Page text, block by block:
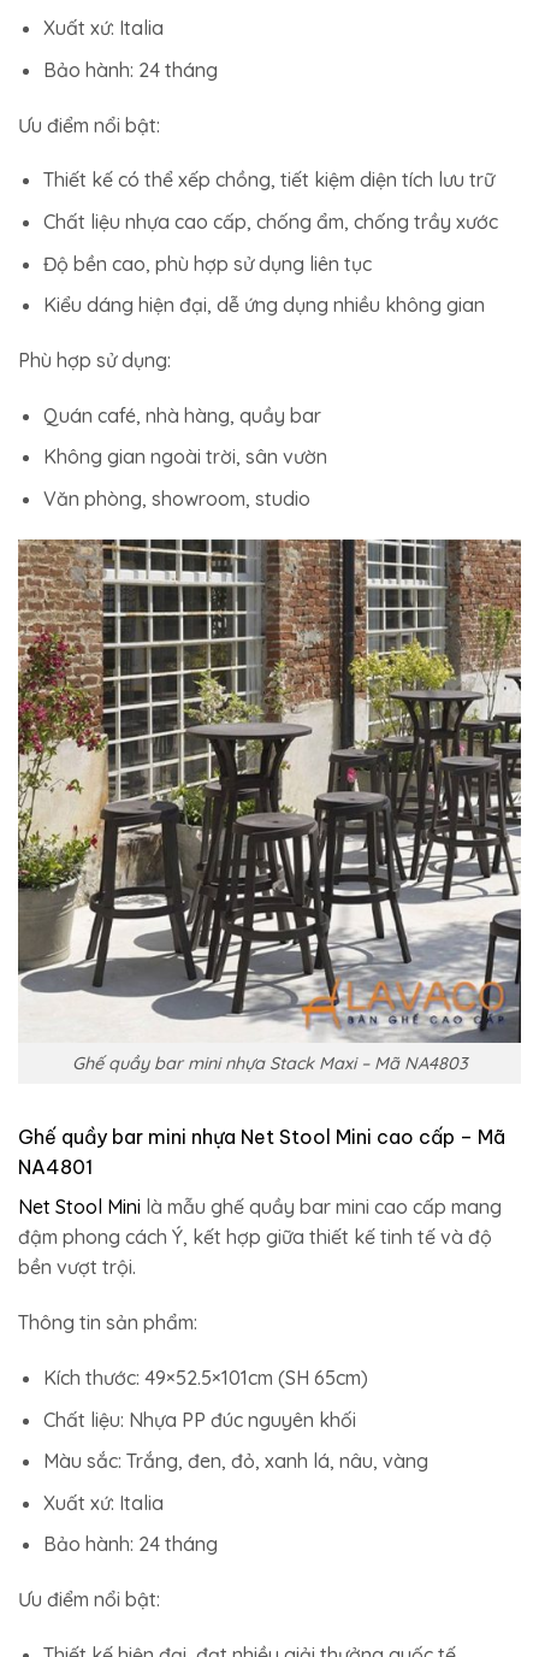
Xuất xứ: Italia
Bảo hành: 24 tháng
Ưu điểm nổi bật:
Thiết kế có thể xếp chồng, tiết kiệm diện tích lưu trữ
Chất liệu nhựa cao cấp, chống ẩm, chống trầy xước
Độ bền cao, phù hợp sử dụng liên tục
Kiểu dáng hiện đại, dễ ứng dụng nhiều không gian
Phù hợp sử dụng:
Quán café, nhà hàng, quầy bar
Không gian ngoài trời, sân vườn
Văn phòng, showroom, studio
Ghế quầy bar mini nhựa Stack Maxi – Mã NA4803
Ghế quầy bar mini nhựa Net Stool Mini cao cấp – Mã
NA4801
Net Stool Mini là mẫu ghế quầy bar mini cao cấp mang
đậm phong cách Ý, kết hợp giữa thiết kế tinh tế và độ
bền vượt trội.
Thông tin sản phẩm:
Kích thước: 49×52.5×101cm (SH 65cm)
Chất liệu: Nhựa PP đúc nguyên khối
Màu sắc: Trắng, đen, đỏ, xanh lá, nâu, vàng
Xuất xứ: Italia
Bảo hành: 24 tháng
Ưu điểm nổi bật: